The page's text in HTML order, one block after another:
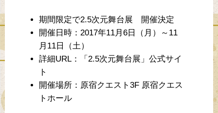
期間限定で2.5次元舞台展 開催決定
開催日時：2017年11月6日（月）～11
月11日（土）
詳細URL：「2.5次元舞台展」公式サイ
ト
開催場所：原宿クエスト3F 原宿クエス
トホール